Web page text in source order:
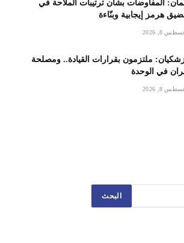
المفاوضات بشأن ترتيبات الملاحة في
هرمز إيجابية وبنّاءة
8, 2026
ملتزمون بقرارات القيادة.. ومصلحة
في الوحدة
8, 2026
البحث